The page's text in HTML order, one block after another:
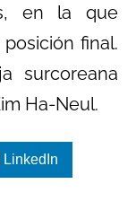
en la que
final.
surcoreana
Ha-Neul.
LinkedIn